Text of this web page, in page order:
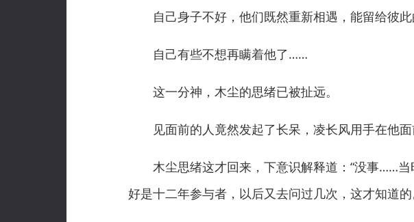
自己身子不好，他们既然重新相遇，能留给彼此
自己有些不想再瞒着他了……
这一分神，木尘的思绪已被扯远。
见面前的人竟然发起了长呆，凌长风用手在他面
木尘思绪这才回来，下意识解释道：“没事……当
好是十二年参与者，以后又去问过几次，这才知道的